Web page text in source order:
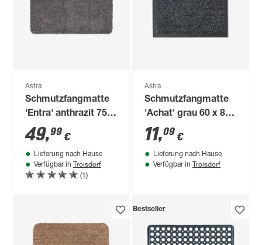
Astra
Schmutzfangmatte
'Entra' anthrazit 75 x
130 cm
49,99 €
Lieferung nach Hause
Verfügbar in Troisdorf
(1)
Astra
Schmutzfangmatte
'Achat' grau 60 x 80
cm
11,09 €
Lieferung nach Hause
Verfügbar in Troisdorf
Bestseller